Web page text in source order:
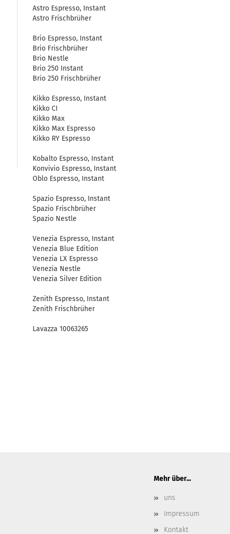
Astro Espresso, Instant
Astro Frischbrüher
Brio Espresso, Instant
Brio Frischbrüher
Brio Nestle
Brio 250 Instant
Brio 250 Frischbrüher
Kikko Espresso, Instant
Kikko CI
Kikko Max
Kikko Max Espresso
Kikko RY Espresso
Kobalto Espresso, Instant
Konvivio Espresso, Instant
Oblo Espresso, Instant
Spazio Espresso, Instant
Spazio Frischbrüher
Spazio Nestle
Venezia Espresso, Instant
Venezia Blue Edition
Venezia LX Espresso
Venezia Nestle
Venezia Silver Edition
Zenith Espresso, Instant
Zenith Frischbrüher
Lavazza 10063265
Mehr über...
uns
Impressum
Kontakt